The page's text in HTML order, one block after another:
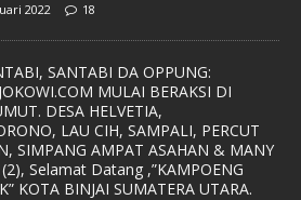
2022 18
SANTABI DA OPPUNG:
MULAI BERAKSI DI
DESA HELVETIA,
LAU CIH, SAMPALI, PERCUT
SIMPANG AMPAT ASAHAN & MANY
Selamat Datang ,”KAMPOENG
KOTA BINJAI SUMATERA UTARA.